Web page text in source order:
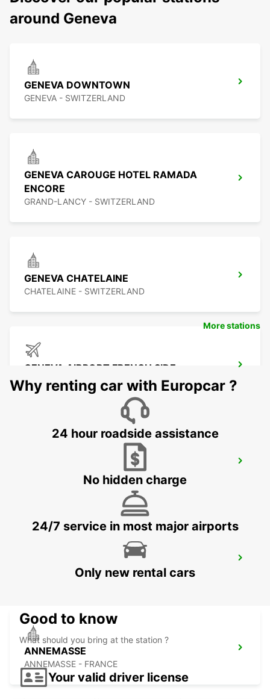
around Geneva
GENEVA DOWNTOWN
GENEVA - SWITZERLAND
GENEVA CAROUGE HOTEL RAMADA
ENCORE
GRAND-LANCY - SWITZERLAND
GENEVA CHATELAINE
CHATELAINE - SWITZERLAND
GENEVA AIRPORT FRENCH SIDE
FERNEY VOLTAIRE - FRANCE
GENEVA COINTRIN AIRPORT GVA SWISS
GENEVA - SWITZERLAND
VERNIER - SWITZERLAND
ANNEMASSE
ANNEMASSE - FRANCE
More stations
Why renting car with Europcar ?
24 hour roadside assistance
No hidden charge
24/7 service in most major airports
Only new rental cars
Good to know
What should you bring at the station ?
Your valid driver license